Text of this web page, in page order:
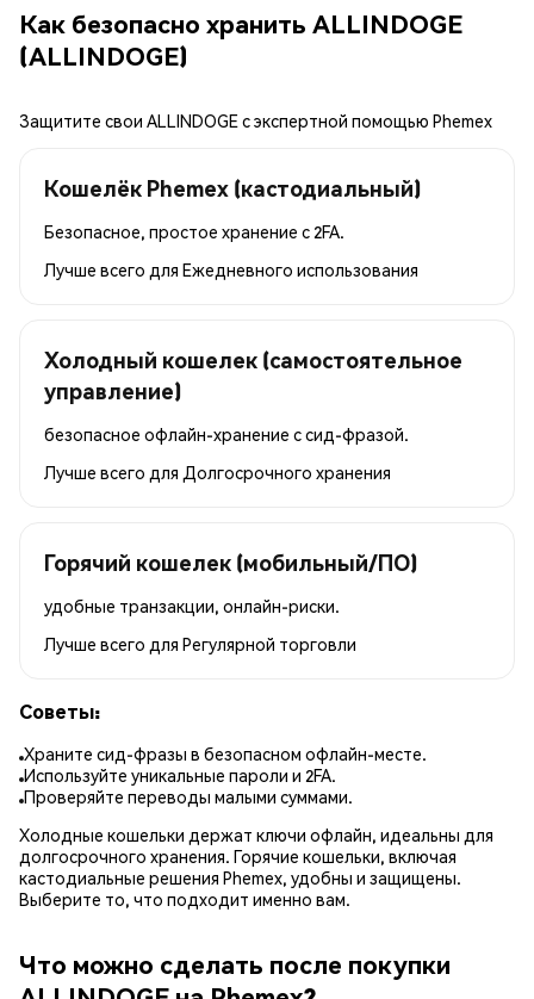
Как безопасно хранить ALLINDOGE
(ALLINDOGE)
Защитите свои ALLINDOGE с экспертной помощью Phemex
Кошелёк Phemex (кастодиальный)
Безопасное, простое хранение с 2FA.
Лучше всего для Ежедневного использования
Холодный кошелек (самостоятельное
управление)
безопасное офлайн-хранение с сид-фразой.
Лучше всего для Долгосрочного хранения
Горячий кошелек (мобильный/ПО)
удобные транзакции, онлайн-риски.
Лучше всего для Регулярной торговли
Советы:
Храните сид-фразы в безопасном офлайн-месте.
Используйте уникальные пароли и 2FA.
Проверяйте переводы малыми суммами.
Холодные кошельки держат ключи офлайн, идеальны для
долгосрочного хранения. Горячие кошельки, включая
кастодиальные решения Phemex, удобны и защищены.
Выберите то, что подходит именно вам.
Что можно сделать после покупки